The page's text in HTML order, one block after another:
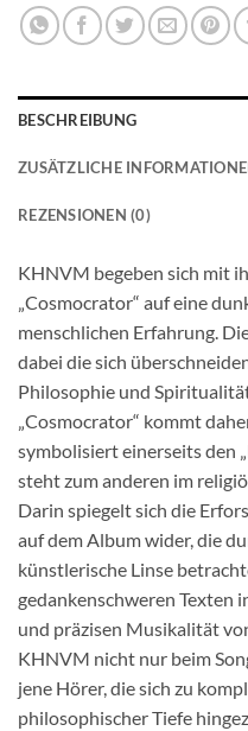
BESCHREIBUNG
ZUSÄTZLICHE
REZENSIONEN (0)
KHNVM begeben sich mit
„Cosmocrator“ auf eine
menschlichen Erfahrung.
dabei die sich
Philosophie und
„Cosmocrator“ kommt
symbolisiert einerseits den
steht zum anderen im
Darin spiegelt sich die
auf dem Album wider, die
künstlerische Linse
gedankenschweren Texten
und präzisen Musikalität
KHNVM nicht nur beim
jene Hörer, die sich zu
philosophischer Tiefe